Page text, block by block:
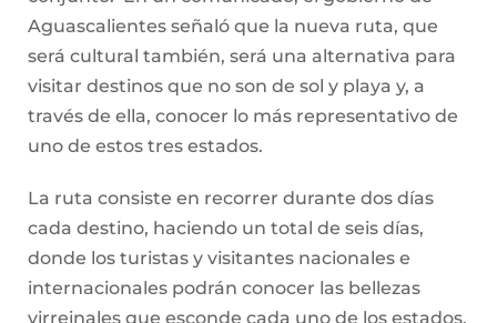
Aguascalientes señaló que la nueva ruta, que
será cultural también, será una alternativa para
visitar destinos que no son de sol y playa y, a
través de ella, conocer lo más representativo de
uno de estos tres estados.
La ruta consiste en recorrer durante dos días
cada destino, haciendo un total de seis días,
donde los turistas y visitantes nacionales e
internacionales podrán conocer las bellezas
virreinales que esconde cada uno de los estados.